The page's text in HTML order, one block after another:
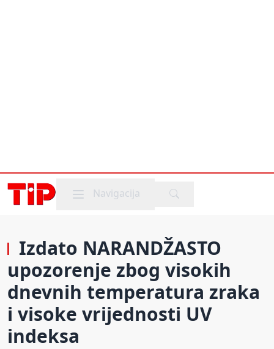
Mobile menu
Navigacija
Izdato NARANDŽASTO
upozorenje zbog visokih
dnevnih temperatura zraka
i visoke vrijednosti UV
indeksa